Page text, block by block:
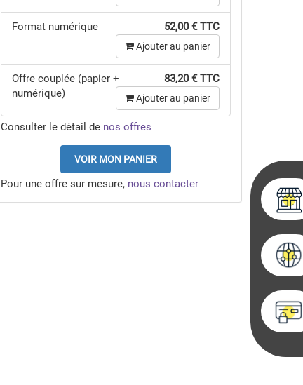
Format numérique 52,00 € TTC
Ajouter au panier
Offre couplée (papier +
numérique)
83,20 € TTC
Ajouter au panier
Consulter le détail de nos offres
VOIR MON PANIER
Pour une offre sur mesure, nous contacter